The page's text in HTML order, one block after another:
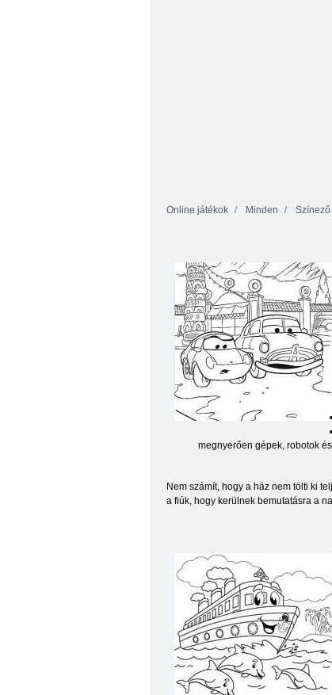
Online játékok Minden
megnyerően gépek, robotok
Nem számít, hogy a ház nem tölti ki
a fiúk, hogy kerülnek bemutatásra a